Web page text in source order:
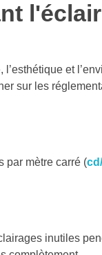
et
sur les
par mètre carré (
inutiles